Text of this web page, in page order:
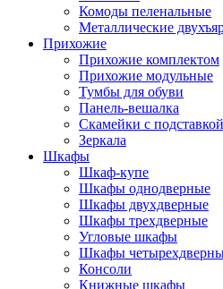
Комоды пеленальные
Металлические
Прихожие
Прихожие комплектом
Прихожие модульные
Тумбы для обуви
Панель-вешалка
Скамейки с
Зеркала
Шкафы
Шкаф-купе
Шкафы однодверные
Шкафы двухдверные
Шкафы трехдверные
Угловые шкафы
Шкафы
Консоли
Книжные шкафы